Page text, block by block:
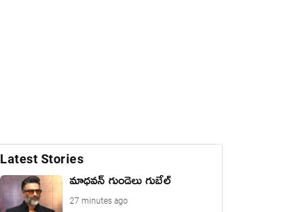
Latest Stories
మాధ‌వ‌న్ గుండెలు గుబేల్‌
27 minutes ago